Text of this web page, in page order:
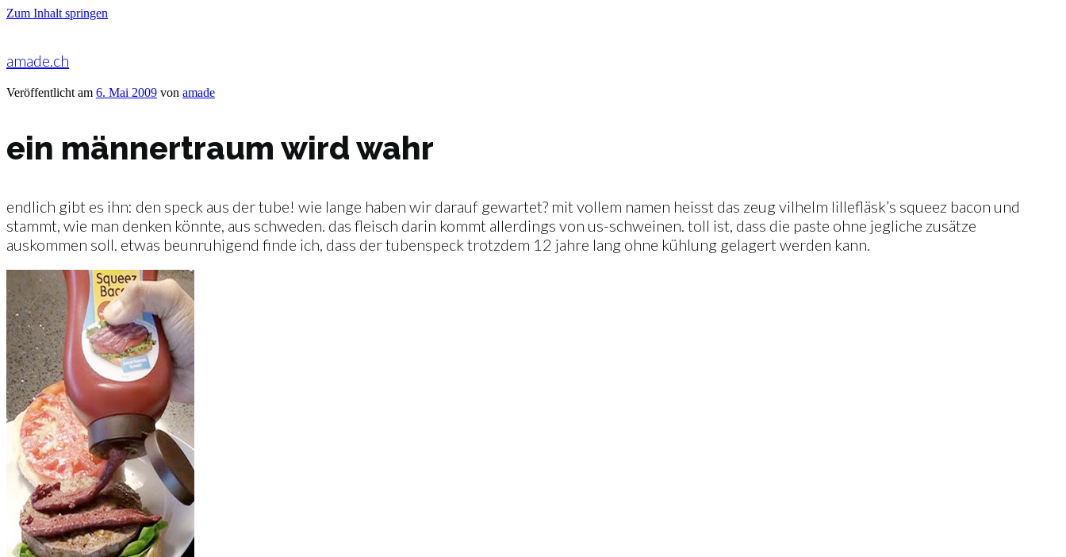
Zum Inhalt springen
amade.ch
Veröffentlicht am 6. Mai 2009 von amade
ein männertraum wird wahr
endlich gibt es ihn: den speck aus der tube! wie lange haben wir darauf gewartet? mit vollem namen heisst das zeug vilhelm lillefläsk’s squeez bacon und
stammt, wie man denken könnte, aus schweden. das fleisch darin kommt allerdings von us-schweinen. toll ist, dass die paste ohne jegliche zusätze
auskommen soll. etwas beunruhigend finde ich, dass der tubenspeck trotzdem 12 jahre lang ohne kühlung gelagert werden kann.